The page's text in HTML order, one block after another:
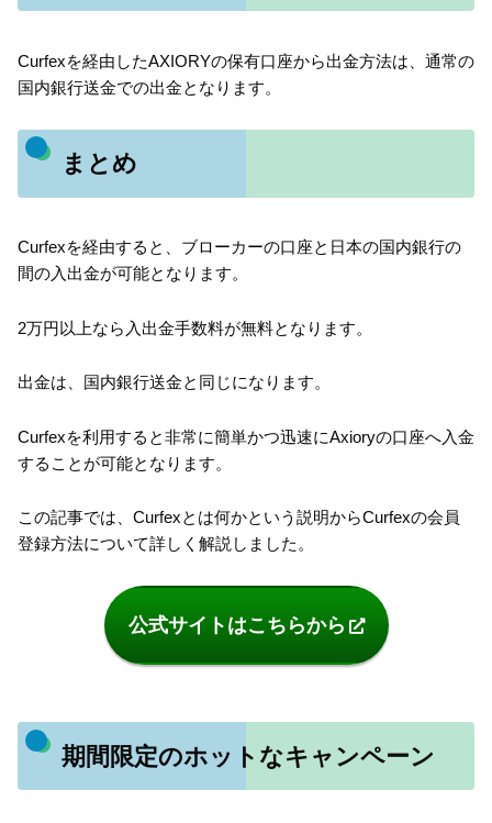
Curfexを経由したAXIORYの保有口座から出金方法は、通常の
国内銀行送金での出金となります。
まとめ
Curfexを経由すると、ブローカーの口座と日本の国内銀行の
間の入出金が可能となります。
2万円以上なら入出金手数料が無料となります。
出金は、国内銀行送金と同じになります。
Curfexを利用すると非常に簡単かつ迅速にAxioryの口座へ入金
することが可能となります。
この記事では、Curfexとは何かという説明からCurfexの会員
登録方法について詳しく解説しました。
公式サイトはこちらから
期間限定のホットなキャンペーン